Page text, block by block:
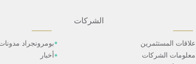
الشركات
علاقات المستثمرين
معلومات الشركات
بومرونجراد
أخبار